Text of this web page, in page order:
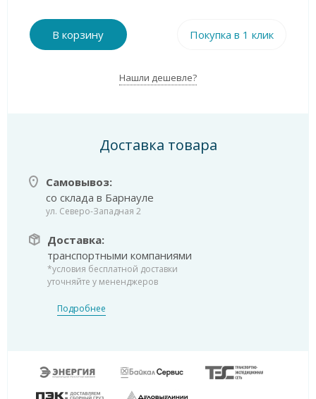
В корзину Покупка в 1 клик
Нашли дешевле?
Доставка товара
Самовывоз:
со склада в Барнауле
ул. Северо-Западная 2
Доставка:
транспортными компаниями
*условия бесплатной доставки
уточняйте у мененджеров
Подробнее